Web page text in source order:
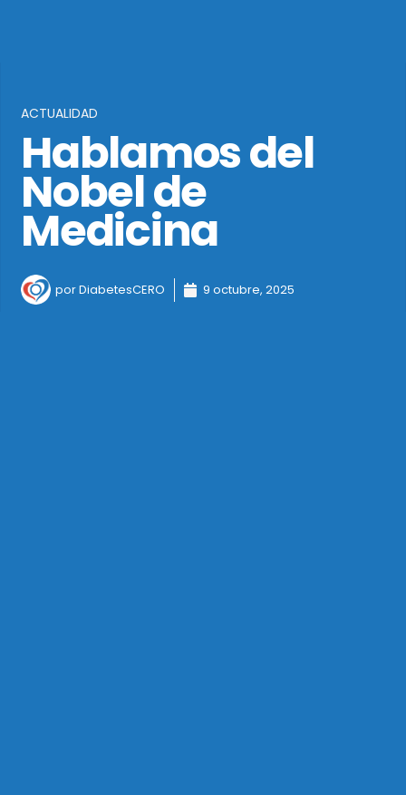
ACTUALIDAD
Hablamos del
Nobel de
Medicina
porDiabetesCERO 9 octubre, 2025